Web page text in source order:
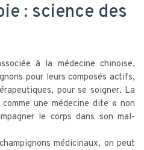
: science des
à la médecine chinoise,
pour leurs composés actifs,
pour se soigner. La
une médecine dite « non
le corps dans son mal-
médicinaux, on peut